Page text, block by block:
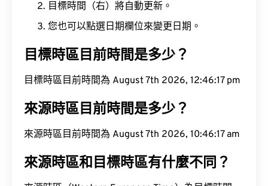
目標時間（右）將自動更新。
您也可以點選日期欄位來變更日期。
目標時區目前時間是多少？
目標時區目前時間為 August 7th 2026, 12:46:18 pm
來源時區目前時間是多少？
來源時區目前時間為 August 7th 2026, 10:46:18 am
來源時區和目標時區有什麼不同？